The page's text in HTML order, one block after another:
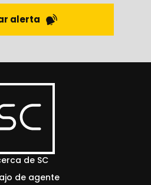
alerta
de SC
de agente